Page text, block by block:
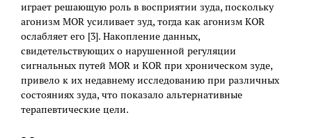
играет решающую роль в восприятии зуда, поскольку
агонизм MOR усиливает зуд, тогда как агонизм KOR
ослабляет его [3]. Накопление данных,
свидетельствующих о нарушенной регуляции
сигнальных путей MOR и KOR при хроническом зуде,
привело к их недавнему исследованию при различных
состояниях зуда, что показало альтернативные
терапевтические цели.